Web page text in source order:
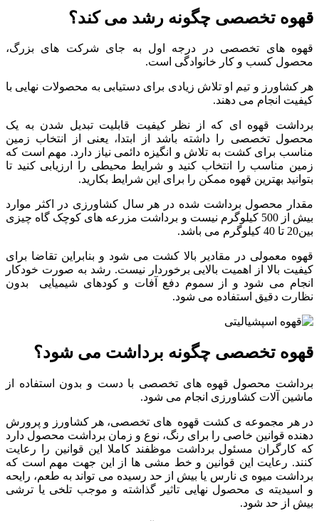
قهوه تخصصی چگونه رشد می کند؟
قهوه های تخصصی در درجه اول به جای شرکت های بزرگ،
محصول کسب و کار خانوادگی است.
هر کشاورز و تیم او تلاش زیادی برای دستیابی به محصولات نهایی با
کیفیت انجام می دهند.
برداشت قهوه ای که از نظر کیفیت قابلیت تبدیل شدن به یک
محصول تخصصی را داشته باشد از ابتدا، یعنی از انتخاب زمین
مناسب برای کشت به تلاش و انگیزه دائمی نیاز دارد. مهم است که
زمین مناسب را انتخاب کنید و شرایط محیطی را ارزیابی کنید تا
بتوانید بهترین قهوه ممکن را برای این شرایط بکارید.
مقدار محصول برداشت شده در هر سال کشاورزی در اکثر موارد
بیش از 500 کیلوگرم نیست و برداشت مزرعه های کوچک گاه چیزی
بین20 تا 40 کیلوگرم می باشد.
قهوه معمولی در مقادیر بالا کشت می شود و بنابراین تقاضا برای
کیفیت بالا از اهمیت بالایی برخوردار نیست. رشد به صورت خودکار
انجام می شود و از سموم دفع آفات و کودهای شیمیایی بدون
نظارت دقیق استفاده می شود.
قهوه تخصصی چگونه برداشت می شود؟
برداشت محصول قهوه های تخصصی با دست و بدون استفاده از
ماشین آلات کشاورزی انجام می شود.
در هر مجموعه ی کشت قهوه های تخصصی، هر کشاورز و پرورش
دهنده قوانین خاصی را برای رنگ، نوع و زمان برداشت محصول دارد
که کارگران مسئول برداشت موظفند کاملا این قوانین را رعایت
کنند. رعایت این قوانین و خط مشی ها از این جهت مهم است که
برداشت میوه ی نارس یا بیش از حد رسیده می تواند به طعم، رایحه
و اسیدیته ی محصول نهایی تاثیر گذاشته و موجب تلخی یا ترشی
بیش از حد شود.